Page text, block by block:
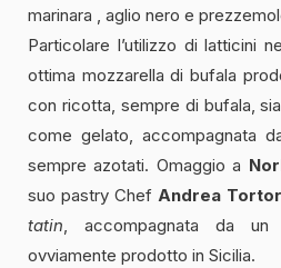
marinara , aglio nero e
Particolare l’utilizzo di latticini
ottima mozzarella di bufala
con ricotta, sempre di bufala,
come gelato, accompagnata
sempre azotati. Omaggio a
suo pastry Chef Andrea
tatin, accompagnata da un
ovviamente prodotto in Sicilia.